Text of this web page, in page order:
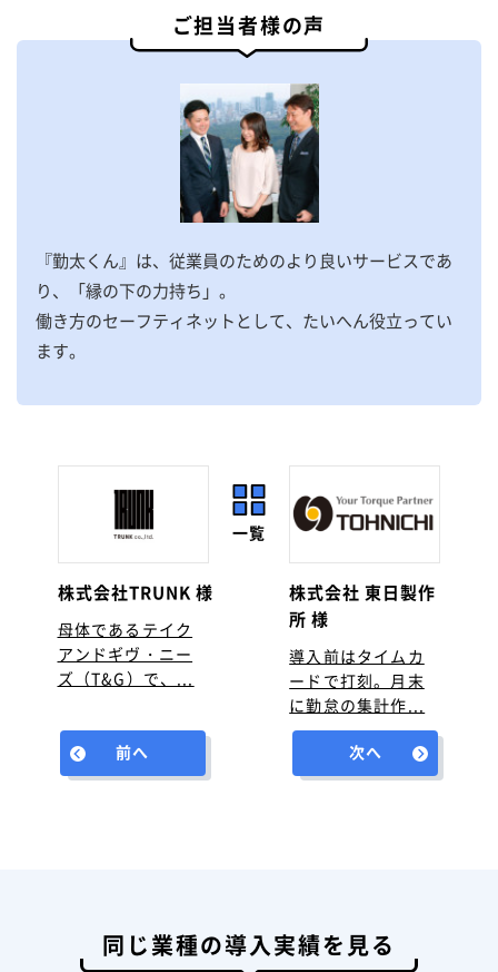
ご担当者様の声
『勤太くん』は、従業員のためのより良いサービスであ
り、「縁の下の力持ち」。
働き方のセーフティネットとして、たいへん役立ってい
ます。
前へ
株式会社TRUNK 様
母体であるテイク
アンドギヴ・ニー
ズ（T&G）で、...
一覧
次へ
株式会社 東日製作
所 様
導入前はタイムカ
ードで打刻。月末
に勤怠の集計作...
同じ業種の導入実績を見る